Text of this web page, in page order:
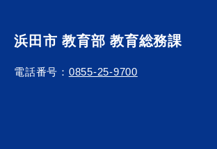
浜田市 教育部 教育総務課
電話番号： 0855-25-9700